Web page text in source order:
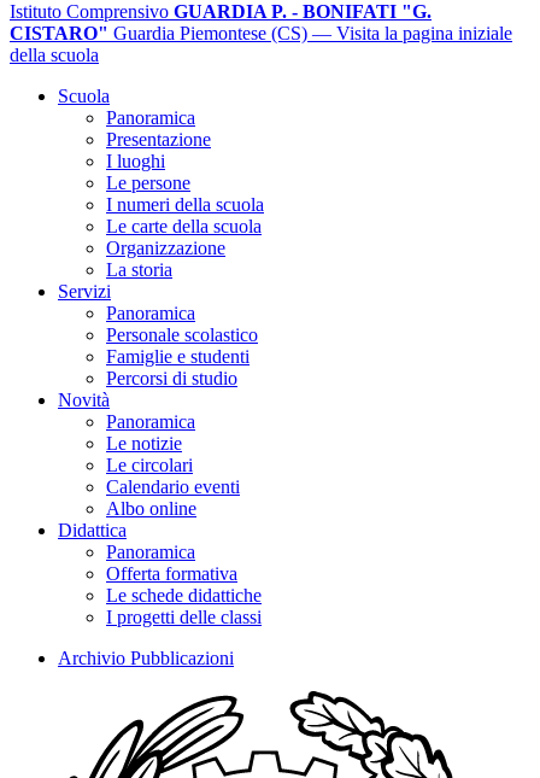
Istituto Comprensivo GUARDIA P. - BONIFATI "G.
CISTARO" Guardia Piemontese (CS) — Visita la pagina iniziale
della scuola
Scuola
Panoramica
Presentazione
I luoghi
Le persone
I numeri della scuola
Le carte della scuola
Organizzazione
La storia
Servizi
Panoramica
Personale scolastico
Famiglie e studenti
Percorsi di studio
Novità
Panoramica
Le notizie
Le circolari
Calendario eventi
Albo online
Didattica
Panoramica
Offerta formativa
Le schede didattiche
I progetti delle classi
Archivio Pubblicazioni